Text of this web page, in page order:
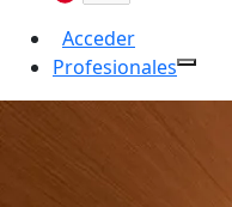
Acceder
Profesionales